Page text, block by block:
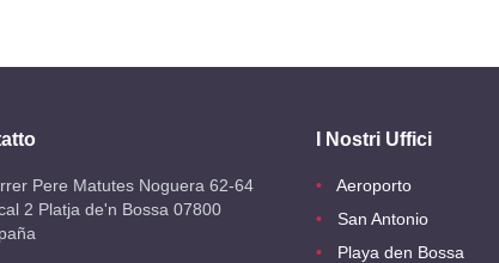
Pere Matutes Noguera 62-64
2 Platja de'n Bossa 07800
I Nostri Uffici
Aeroporto
San Antonio
Playa den Bossa